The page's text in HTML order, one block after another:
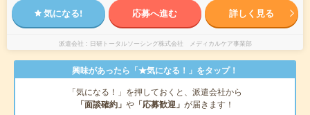
気になる! 応募へ進む 詳しく見る
派遣会社 日研トータルソーシング株式会社 メディカルケア事業部
興味があったら「★気になる！」をタップ！
「気になる！」を押しておくと、派遣会社から
「面談確約」 や 「応募歓迎」 が届きます！